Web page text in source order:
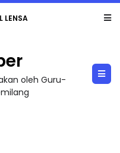
FLeP) 2026
oleh Guru-